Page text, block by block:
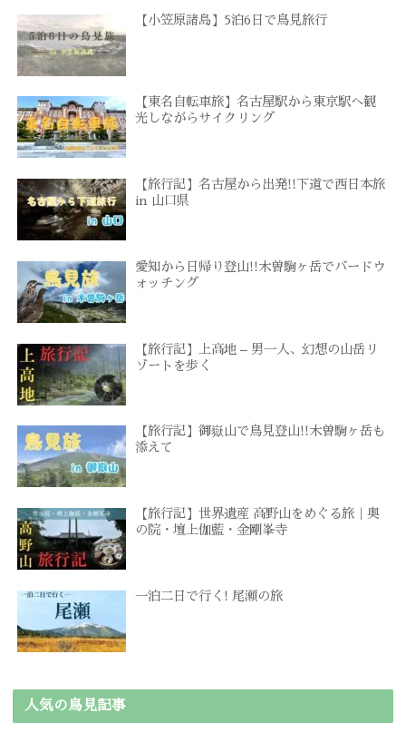
【小笠原諸島】5泊6日で鳥見旅行
【東名自転車旅】名古屋駅から東京駅へ観
光しながらサイクリング
【旅行記】名古屋から出発!!下道で西日本旅
in 山口県
愛知から日帰り登山!!木曽駒ヶ岳でバードウ
ォッチング
【旅行記】上高地 – 男一人、幻想の山岳リ
ゾートを歩く
【旅行記】御嶽山で鳥見登山!!木曽駒ヶ岳も
添えて
【旅行記】世界遺産 高野山をめぐる旅｜奥
の院・壇上伽藍・金剛峯寺
一泊二日で行く! 尾瀬の旅
人気の鳥見記事